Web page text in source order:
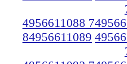
4956611088
84956611089